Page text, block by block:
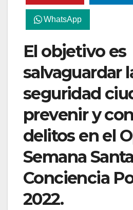
WhatsApp
El objetivo es
salvaguardar
seguridad
prevenir y
delitos en el
Semana Santa
Conciencia
2022.